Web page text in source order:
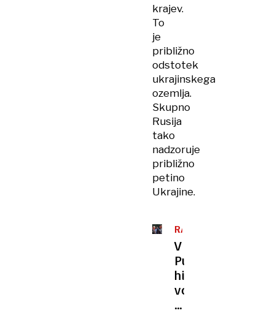
krajev.
To
je
približno
odstotek
ukrajinskega
ozemlja.
Skupno
Rusija
tako
nadzoruje
približno
petino
Ukrajine.
RAZDELITEV
EVROPE
V
Putinovo
hibridno
vojno
proti